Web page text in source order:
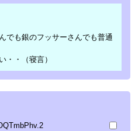
でも銀のフッサーさんでも普通
・・（寝言）